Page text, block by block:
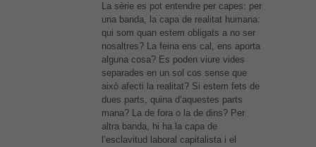
La sèrie es pot entendre per capes: per
una banda, la capa de realitat humana:
qui som quan estem obligats a no ser
nosaltres? La feina ens cal, ens aporta
alguna cosa? Es poden viure vides
separades en un sol cos sense que
això afecti la realitat? Si estem fets de
dues parts, quina d’aquestes parts
mana? La de fora o la de dins? Per
altra banda, hi ha la capa de
l’esclavitud laboral capitalista i el